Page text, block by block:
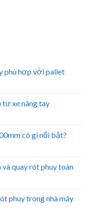
phù hợp với pallet
tư xe nâng tay
có gì nổi bật?
và quay rót phuy toàn
phuy trong nhà máy